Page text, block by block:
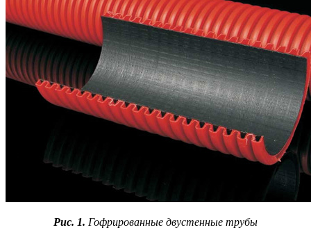
Рис. 1. Гофрированные двустенные трубы